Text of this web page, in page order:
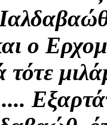
ο